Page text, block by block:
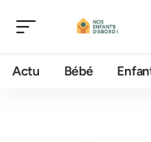
Actu Bébé